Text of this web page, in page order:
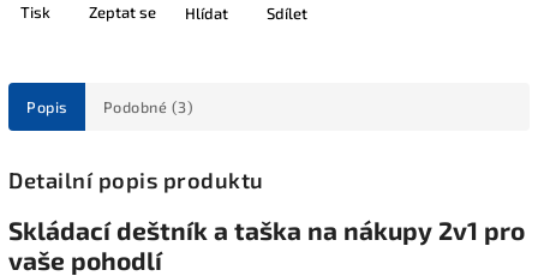
Tisk Zeptat se Hlídat Sdílet
Popis Podobné (3)
Detailní popis produktu
Skládací deštník a taška na nákupy 2v1 pro
vaše pohodlí